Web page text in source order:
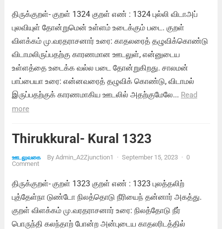
திருக்குறள்- குறள் 1324 குறள் எண் : 1324 புல்லி விடாஅப்
புலவியுள் தோன்றுமென் உள்ளம் உடைக்கும் படை. குறள்
விளக்கம் மு.வரதராசனார் உரை: காதலரைத் தழுவிக்கொண்டு
விடாமலிருப்பதற்கு காரணமான ஊடலுள், என்னுடைய
உள்ளத்தை உடைக்க வல்ல படை தோன்றுகிறது. சாலமன்
பாப்பையா உரை: என்னவரைத் தழுவிக் கொண்டு, விடாமல்
இருப்பதற்குக் காரணமாகிய ஊடலில் அதற்குமேலே... Read
more
Thirukkural- Kural 1323
ஊடலுவகை By Admin_A2Zjunction1 · September 15, 2023 · 0
Comment
திருக்குறள்- குறள் 1323 குறள் எண் : 1323 புலத்தலிற்
புத்தேள்நா டுண்டோ நிலத்தொடு நீரியைந் தன்னார் அகத்து.
குறள் விளக்கம் மு.வரதராசனார் உரை: நிலத்தோடு நீர்
பொருந்தி கலந்தாற் போன்ற அன்புடைய காதலரிடத்தில்